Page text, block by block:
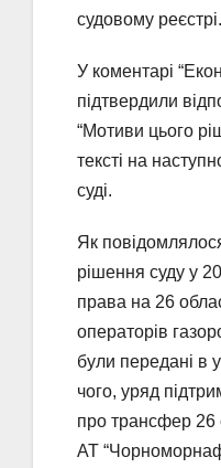
судовому реєстрі.
У коментарі
підтвердили
“Мотиви цього
тексті на
суді.
Як
рішення суду у
права на 26
операторів
були передані в
чого, уряд
про трансфер 26
АТ